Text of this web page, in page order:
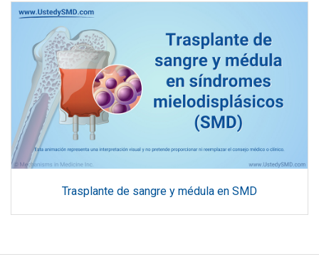
Trasplante de sangre y médula en SMD